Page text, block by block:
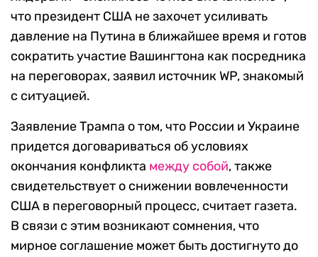
что президент США не захочет усиливать
давление на Путина в ближайшее время и готов
сократить участие Вашингтона как посредника
на переговорах, заявил источник WP, знакомый
с ситуацией.
Заявление Трампа о том, что России и Украине
придется договариваться об условиях
окончания конфликта между собой, также
свидетельствует о снижении вовлеченности
США в переговорный процесс, считает газета.
В связи с этим возникают сомнения, что
мирное соглашение может быть достигнуто до